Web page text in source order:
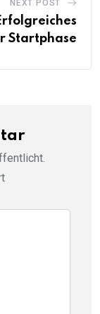
NEXT POST
Startphase